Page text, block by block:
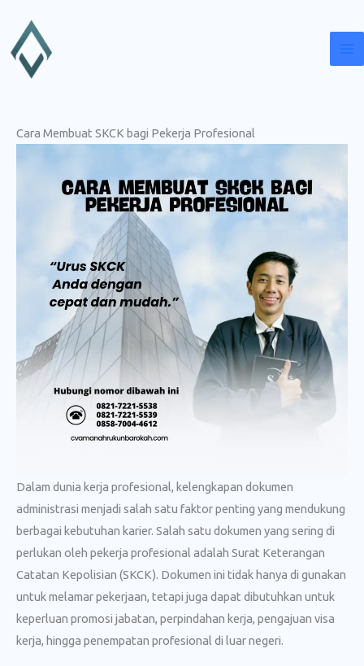
konten
Cara Membuat SKCK bagi Pekerja Profesional
Dalam dunia kerja profesional, kelengkapan dokumen
administrasi menjadi salah satu faktor penting yang mendukung
berbagai kebutuhan karier. Salah satu dokumen yang sering di
perlukan oleh pekerja profesional adalah Surat Keterangan
Catatan Kepolisian (SKCK). Dokumen ini tidak hanya di gunakan
untuk melamar pekerjaan, tetapi juga dapat dibutuhkan untuk
keperluan promosi jabatan, perpindahan kerja, pengajuan visa
kerja, hingga penempatan profesional di luar negeri.